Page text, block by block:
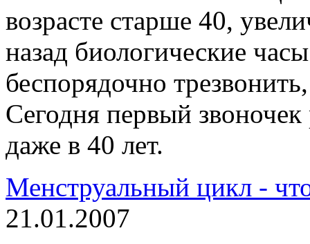
возрасте старше 40,
назад биологические
беспорядочно
Сегодня первый звоночек
даже в 40 лет.
Менструальный цикл -
21.01.2007